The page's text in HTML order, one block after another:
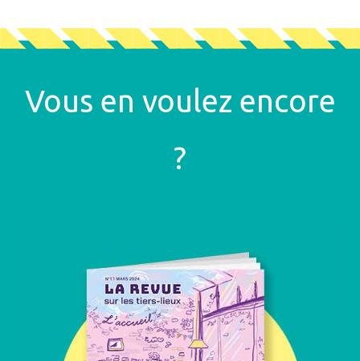
Vous en voulez encore
?